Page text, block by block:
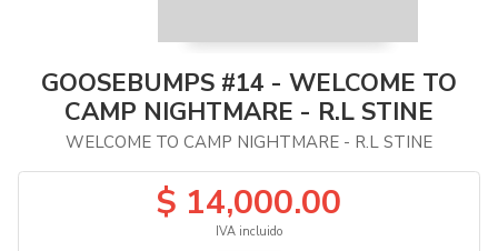
GOOSEBUMPS #14 - WELCOME TO
CAMP NIGHTMARE - R.L STINE
WELCOME TO CAMP NIGHTMARE - R.L STINE
$ 14,000.00
IVA incluido